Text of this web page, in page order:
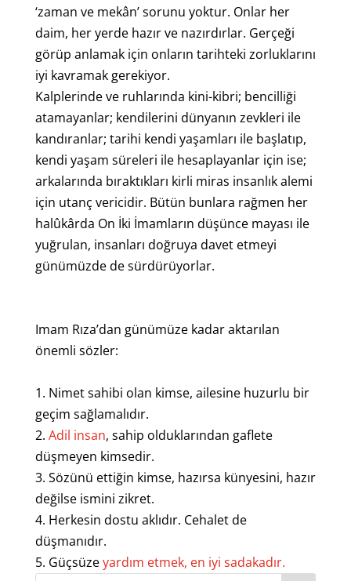
‘zaman ve mekân’ sorunu yoktur. Onlar her
daim, her yerde hazır ve nazırdırlar. Gerçeği
görüp anlamak için onların tarihteki zorluklarını
iyi kavramak gerekiyor.
Kalplerinde ve ruhlarında kini-kibri; bencilliği
atamayanlar; kendilerini dünyanın zevkleri ile
kandıranlar; tarihi kendi yaşamları ile başlatıp,
kendi yaşam süreleri ile hesaplayanlar için ise;
arkalarında bıraktıkları kirli miras insanlık alemi
için utanç vericidir. Bütün bunlara rağmen her
halûkârda On İki İmamların düşünce mayası ile
yuğrulan, insanları doğruya davet etmeyi
günümüzde de sürdürüyorlar.
Imam Rıza’dan günümüze kadar aktarılan
önemli sözler:
1. Nimet sahibi olan kimse, ailesine huzurlu bir
geçim sağlamalıdır.
2. Adil insan, sahip olduklarından gaflete
düşmeyen kimsedir.
3. Sözünü ettiğin kimse, hazırsa künyesini, hazır
değilse ismini zikret.
4. Herkesin dostu aklıdır. Cehalet de
düşmanıdır.
5. Güçsüzeyardım etmek, en iyi sadakadır.